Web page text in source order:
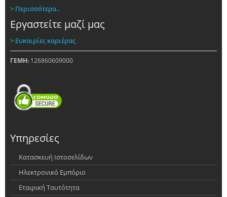
> Περισσότερα..
Εργαστείτε μαζί μας
> Ευκαιρίες καριέρας
ΓΕΜΗ: 126860609000
Υπηρεσίες
Κατασκευή Ιστοσελίδων
Ηλεκτρονικό Εμπόριο
Εταιρική Ταυτότητα